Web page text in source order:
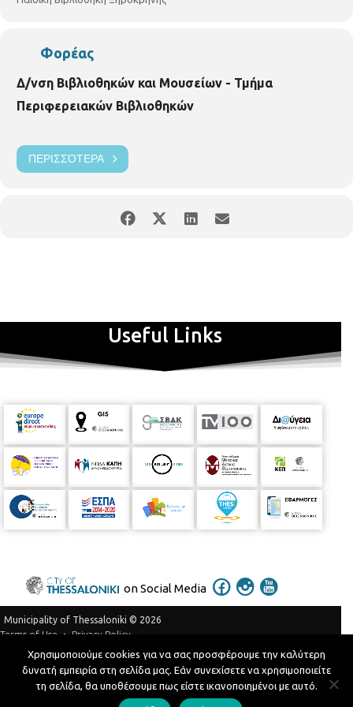
Φορέας
Δ/νση Βιβλιοθηκών και Μουσείων - Τμήμα
Περιφερειακών Βιβλιοθηκών
ΠΕΡΙΣΣΌΤΕΡΑ
Useful Links
on Social Media
Municipality of Thessaloniki © 2026
Terms of Use
Privacy Policy
Telephone Catalog
Developed byMyCompany Projects
Χρησιμοποιούμε cookies για να σας προσφέρουμε την καλύτερη
δυνατή εμπειρία στη σελίδα μας. Εάν συνεχίσετε να χρησιμοποιείτε
τη σελίδα, θα υποθέσουμε πως είστε ικανοποιημένοι με αυτό.